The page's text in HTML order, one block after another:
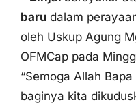
oleh Uskup Agung
OFMCap pada
“Semoga Allah
baginya kita
mengaruniakan